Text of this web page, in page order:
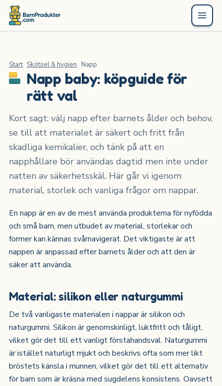
Start Skötsel & hygien Napp
Napp baby: köpguide för
rätt val
Kort sagt: välj napp efter barnets ålder och behov,
se till att materialet är säkert och fritt från
skadliga kemikalier, och tänk på att en
napphållare bör användas dagtid men inte under
natten av säkerhetsskäl. Här går vi igenom
material, storlek och vanliga frågor om nappar.
En napp är en av de mest använda produkterna för nyfödda
och små barn, men utbudet av material, storlekar och
former kan kännas svårnavigerat. Det viktigaste är att
nappen är anpassad efter barnets ålder och att den är
säker att använda.
Material: silikon eller naturgummi
De två vanligaste materialen i nappar är silikon och
naturgummi. Silikon är genomskinligt, luktfritt och tåligt,
vilket gör det till ett vanligt förstahandsval. Naturgummi
är istället naturligt mjukt och beskrivs ofta som mer likt
bröstets känsla i munnen, vilket gör det till ett alternativ
för barn som är kräsna med sugdelens konsistens. Oavsett